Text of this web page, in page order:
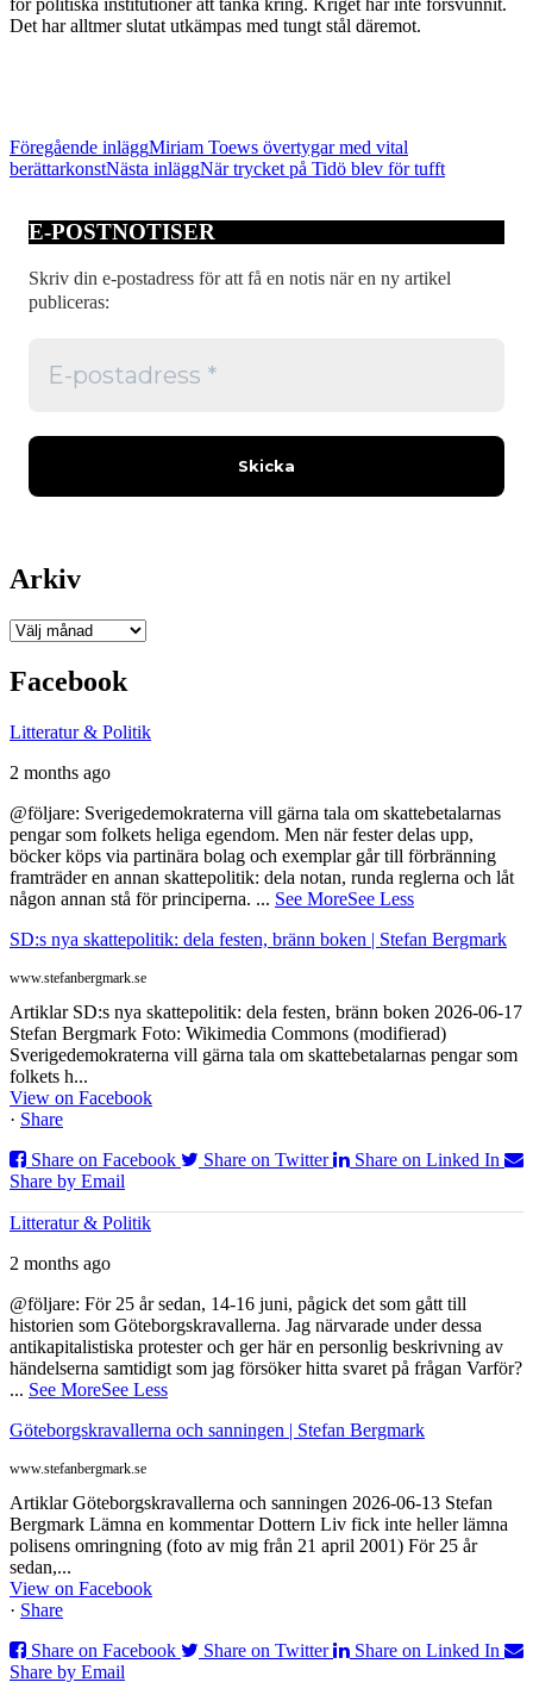
Det har alltmer slutat utkämpas med tungt stål däremot.
Inläggsnavigering
Föregående inläggMiriam Toews övertygar med vital
berättarkonstNästa inläggNär trycket på Tidö blev för tufft
E-POSTNOTISER
Skriv din e-postadress för att få en notis när en ny artikel
publiceras:
Arkiv
Arkiv
Facebook
Litteratur & Politik
2 months ago
@följare: Sverigedemokraterna vill gärna tala om skattebetalarnas
pengar som folkets heliga egendom. Men när fester delas upp,
böcker köps via partinära bolag och exemplar går till förbränning
framträder en annan skattepolitik: dela notan, runda reglerna och låt
någon annan stå för principerna. ... See MoreSee Less
SD:s nya skattepolitik: dela festen, bränn boken | Stefan Bergmark
www.stefanbergmark.se
Artiklar SD:s nya skattepolitik: dela festen, bränn boken 2026-06-17
Stefan Bergmark Foto: Wikimedia Commons (modifierad)
Sverigedemokraterna vill gärna tala om skattebetalarnas pengar som
folkets h...
View on Facebook
· Share
Share on Facebook
Share on Twitter
Share on Linked In
Share by Email
Litteratur & Politik
2 months ago
@följare: För 25 år sedan, 14-16 juni, pågick det som gått till
historien som Göteborgskravallerna. Jag närvarade under dessa
antikapitalistiska protester och ger här en personlig beskrivning av
händelserna samtidigt som jag försöker hitta svaret på frågan Varför?
... See MoreSee Less
Göteborgskravallerna och sanningen | Stefan Bergmark
www.stefanbergmark.se
Artiklar Göteborgskravallerna och sanningen 2026-06-13 Stefan
Bergmark Lämna en kommentar Dottern Liv fick inte heller lämna
polisens omringning (foto av mig från 21 april 2001) För 25 år
sedan,...
View on Facebook
· Share
Share on Facebook
Share on Twitter
Share on Linked In
Share by Email